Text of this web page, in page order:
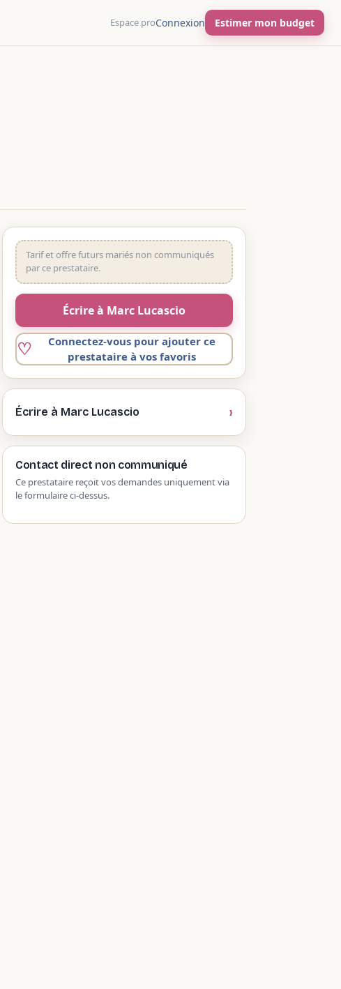
Espace proConnexion Estimer mon budget
Tarif et offre futurs mariés non communiqués
par ce prestataire.
Écrire à Marc Lucascio
Connectez-vous pour ajouter ce
prestataire à vos favoris
Écrire à Marc Lucascio
Contact direct non communiqué
Ce prestataire reçoit vos demandes uniquement via
le formulaire ci-dessus.